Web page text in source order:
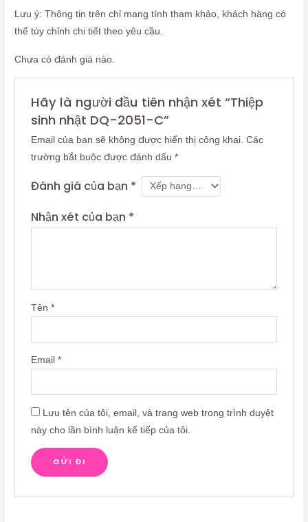
Lưu ý: Thông tin trên chỉ mang tính tham khảo, khách hàng có
thể tùy chỉnh chi tiết theo yêu cầu.
Chưa có đánh giá nào.
Hãy là người đầu tiên nhận xét “Thiệp
sinh nhật DQ-2051-C”
Email của bạn sẽ không được hiển thị công khai. Các
trường bắt buộc được đánh dấu *
Đánh giá của bạn *
Nhận xét của bạn *
Tên *
Email *
Lưu tên của tôi, email, và trang web trong trình duyệt
này cho lần bình luận kế tiếp của tôi.